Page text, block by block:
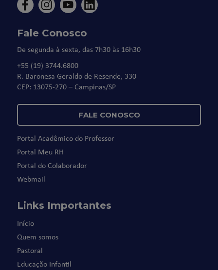
Fale Conosco
De segunda à sexta, das 7h30 às 16h30
+55 (19) 3744.6800
R. Baronesa Geraldo de Resende, 330
CEP: 13075-270 – Campinas/SP
FALE CONOSCO
Portal Acadêmico do Professor
Portal Meu RH
Portal do Colaborador
Webmail
Links Importantes
Início
Quem somos
Pastoral
Educação Infantil